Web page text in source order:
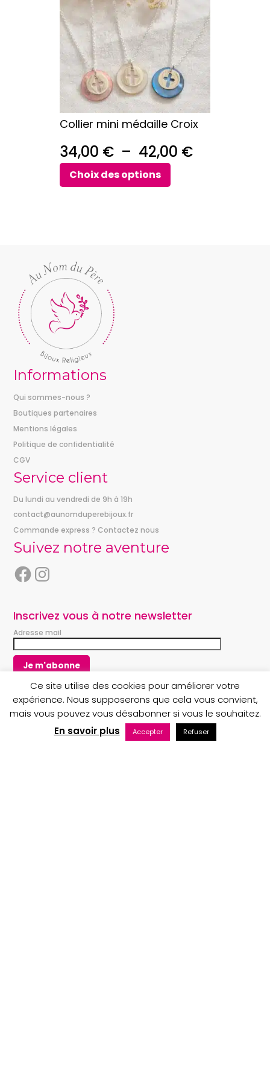
Collier mini médaille Croix
34,00 € – 42,00 €Plage
Choix des options
plusieurs
variations.
Les
options
peuvent
être
choisies
sur
la
page
du
produit
Informations
Qui sommes-nous ?
Boutiques partenaires
Mentions légales
Politique de confidentialité
CGV
Service client
Du lundi au vendredi de 9h à 19h
contact@aunomduperebijoux.fr
Commande express ? Contactez nous
Suivez notre aventure
F
e
b
o
k
t
a
g
a
m
Inscrivez vous à notre newsletter
Adresse mail
Copyright © 2023 Au nom du Père boutique
Maintenance web par Bluekat Digital
Ce site utilise des cookies pour améliorer votre
expérience. Nous supposerons que cela vous convient,
mais vous pouvez vous désabonner si vous le souhaitez.
En savoir plus
Accepter Refuser